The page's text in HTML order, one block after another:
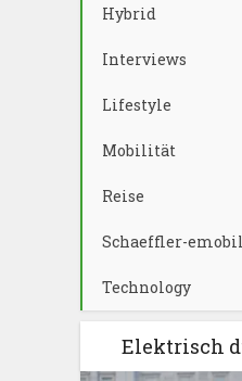
Hybrid
Interviews
Lifestyle
Mobilität
Reise
Schaeffler-
Technology
Elektrisch